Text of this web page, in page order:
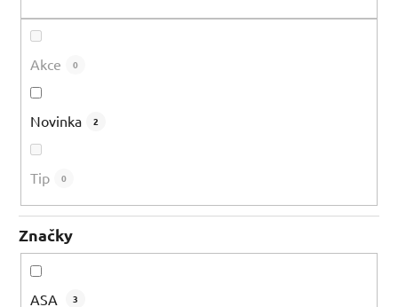
Akce 0
Novinka 2
Tip 0
Značky
ASA 3